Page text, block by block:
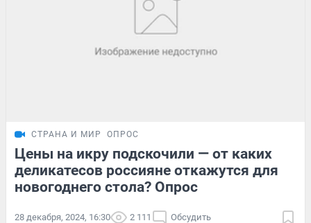
СТРАНА И МИР ОПРОС
Цены на икру подскочили — от каких
деликатесов россияне откажутся для
новогоднего стола? Опрос
28 декабря, 2024, 16:30 2 111 Обсудить